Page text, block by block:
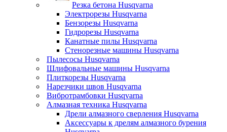
Резка бетона Husqvarna
Электрорезы Husqvarna
Бензорезы Husqvarna
Гидрорезы Husqvarna
Канатные пилы Husqvarna
Стенорезные машины Husqvarna
Пылесосы Husqvarna
Шлифовальные машины Husqvarna
Плиткорезы Husqvarna
Нарезчики швов Husqvarna
Вибротрамбовки Husqvarna
Алмазная техника Husqvarna
Дрели алмазного сверления Husqvarna
Аксессуары к дрелям алмазного бурения